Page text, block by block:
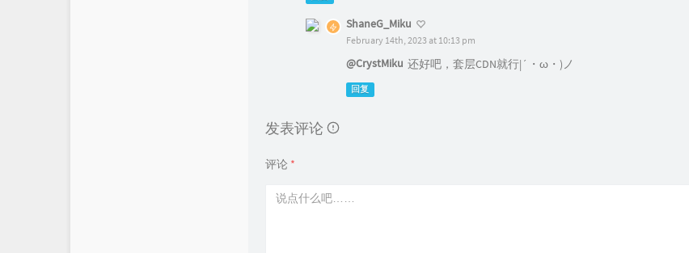
ShaneG_Miku
February 14th, 2023 at 10:13 pm
@CrystMiku 还好吧，套层CDN就行|´・ω・)ノ
回复
发表评论
评论 *